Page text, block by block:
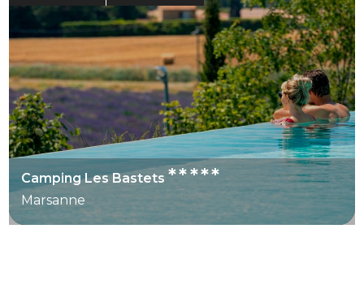
Camping Les Bastets*****
Marsanne